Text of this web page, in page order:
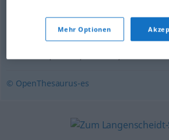
libidinoso,lascivo,lúbrico,lujurioso,
impúdico,libertino,vicioso, rijoso,
cachondo
© OpenThesaurus-es
Mehr Optionen